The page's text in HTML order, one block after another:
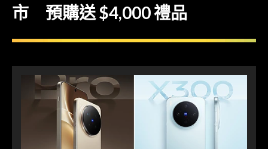
市 預購送 $4,000 禮品